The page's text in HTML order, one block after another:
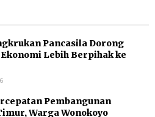
Pancasila Dorong
Lebih Berpihak ke
Pembangunan
Warga Wonokoyo